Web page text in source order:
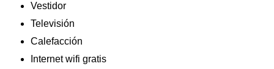
Vestidor
Televisión
Calefacción
Internet wifi gratis